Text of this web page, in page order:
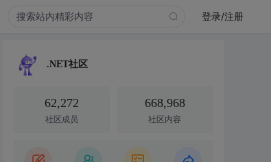
登录/注册
.NET社区
62,272
社区成员
668,968
社区内容